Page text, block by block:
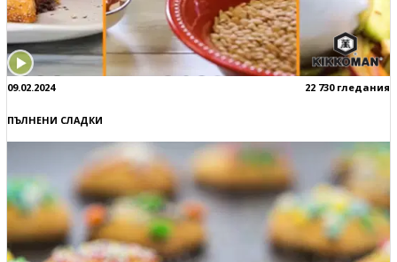
09.02.2024 22 730 гледания
ПЪЛНЕНИ СЛАДКИ